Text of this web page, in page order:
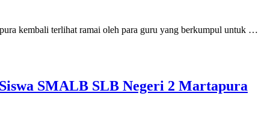
kembali terlihat ramai oleh para guru yang berkumpul untuk …
SMALB SLB Negeri 2 Martapura